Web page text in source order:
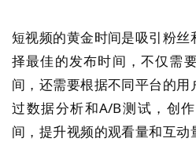
短视频的黄金时间是吸引粉
择最佳的发布时间，不仅需
间，还需要根据不同平台的
过数据分析和A/B测试，创
间，提升视频的观看量和互